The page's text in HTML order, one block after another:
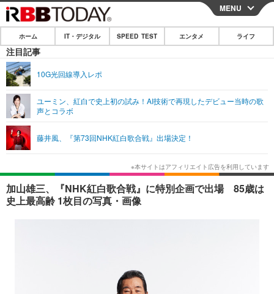
CLOSE
ホーム
IT・デジタル
ネタ
ショッピング
SPEED TEST
エンタメ
エンタメTOP 映画・ドラマ
韓国・芸能
音楽 スポーツ
ライフ
ライフTOP グルメ
ペット ショッピング
リリース一覧
プッシュ通知の停止方法
MENU
ホーム IT・デジタル SPEED TEST エンタメ ライフ
注目記事
10G光回線導入レポ
ユーミン、紅白で史上初の試み！AI技術で再現したデビュー当時の歌
声とコラボ
藤井風、『第73回NHK紅白歌合戦』出場決定！
加山雄三、『NHK紅白歌合戦』に特別企画で出場 85歳は
史上最高齢 1枚目の写真・画像